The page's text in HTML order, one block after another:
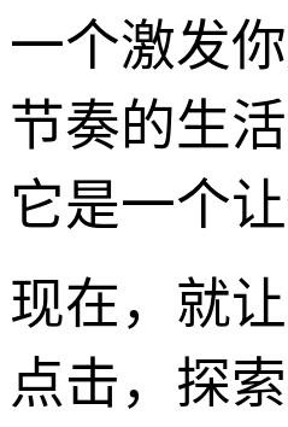
一个激发
节奏的生
它是一个
现在，就
点击，探